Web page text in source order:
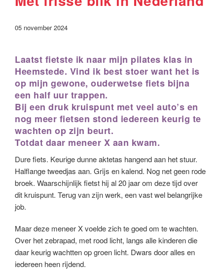
05 november 2024
Laatst fietste ik naar mijn pilates klas in
Heemstede. Vind ik best stoer want het is
op mijn gewone, ouderwetse fiets bijna
een half uur trappen.
Bij een druk kruispunt met veel auto’s en
nog meer fietsen stond iedereen keurig te
wachten op zijn beurt.
Totdat daar meneer X aan kwam.
Dure fiets. Keurige dunne aktetas hangend aan het stuur.
Halflange tweedjas aan. Grijs en kalend. Nog net geen rode
broek. Waarschijnlijk fietst hij al 20 jaar om deze tijd over
dit kruispunt. Terug van zijn werk, een vast wel belangrijke
job.
Maar deze meneer X voelde zich te goed om te wachten.
Over het zebrapad, met rood licht, langs alle kinderen die
daar keurig wachtten op groen licht. Dwars door alles en
iedereen heen rijdend.